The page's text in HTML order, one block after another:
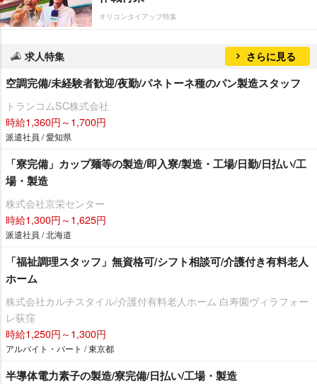
オリコンタイアップ特集
求人特集 さらに見る
空調完備/未経験者歓迎/夜勤/パネトーネ種のパン製造スタッフ
トランコムSC株式会社
時給1,360円～1,700円
派遣社員 / 愛知県
「寮完備」カップ麺等の製造/即入寮/製造・工場/日勤/日払い/工
場・製造
株式会社京栄センター
時給1,300円～1,625円
派遣社員 / 北海道
「福祉調理スタッフ」無資格可/シフト相談可/介護付き有料老人
ホーム
株式会社カルチスタイル/介護付有料老人ホーム 白寿園ヴィラフォー
レ荻窪
時給1,250円～1,300円
アルバイト・パート / 東京都
半導体電力素子の製造/寮完備/日払い/工場・製造